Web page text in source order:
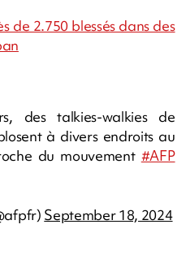
de 2.750 blessés dans des
des talkies-walkies de
à divers endroits au
du mouvement #AFP
September 18, 2024